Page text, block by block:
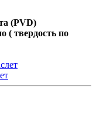
(PVD)
( твердость по